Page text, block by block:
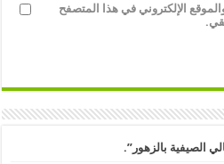
الإلكتروني في هذا المتصفح
الصيفية بالزهور”.